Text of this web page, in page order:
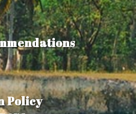
Policy